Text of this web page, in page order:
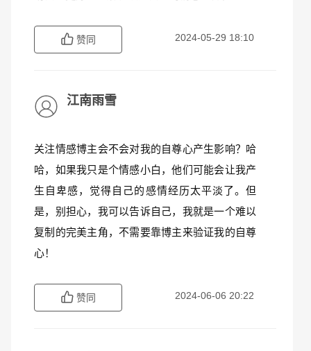
赞同 2024-05-29 18:10
江南雨雪
关注情感博主会不会对我的自尊心产生影响？哈
哈，如果我只是个情感小白，他们可能会让我产
生自卑感，觉得自己的感情经历太平淡了。但
是，别担心，我可以告诉自己，我就是一个难以
复制的完美主角，不需要靠博主来验证我的自尊
心！
赞同 2024-06-06 20:22